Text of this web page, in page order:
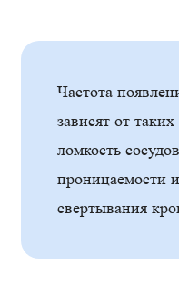
Частота
зависят от
ломкость
проницаемости
свертывания